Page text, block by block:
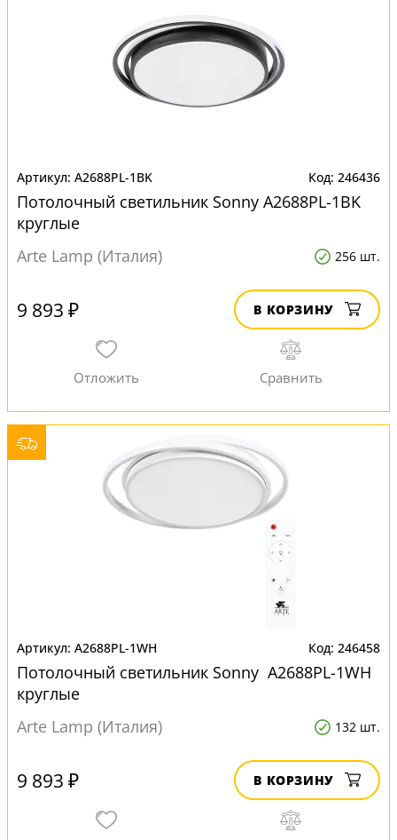
A2688PL-1BK 246436
Потолочный светильник Sonny A2688PL-1BK
круглые
Arte Lamp (Италия)
256 шт.
9 893 ₽ В КОРЗИНУ
A2688PL-1WH 246458
Потолочный светильник Sonny A2688PL-1WH
круглые
Arte Lamp (Италия)
132 шт.
9 893 ₽ В КОРЗИНУ